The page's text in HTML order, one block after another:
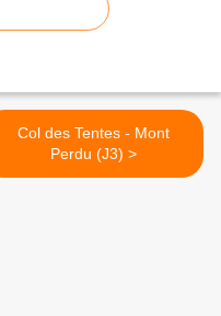
Col des Tentes - Mont
Perdu (J3) >